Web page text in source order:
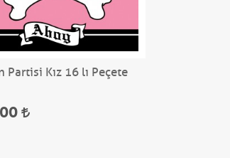
Partisi Kız 16 lı Peçete